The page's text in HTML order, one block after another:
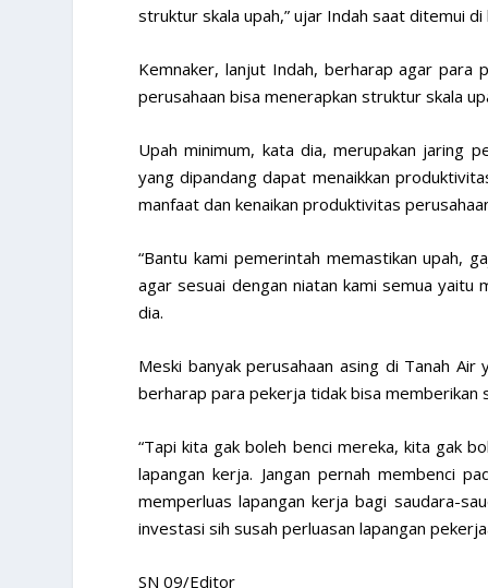
struktur skala upah,” ujar Indah saat ditemui
Kemnaker, lanjut Indah, berharap agar para
perusahaan bisa menerapkan struktur skala
Upah minimum, kata dia, merupakan jaring
yang dipandang dapat menaikkan
manfaat dan kenaikan produktivitas
“Bantu kami pemerintah memastikan upah,
agar sesuai dengan niatan kami semua yaitu
dia.
Meski banyak perusahaan asing di Tanah
berharap para pekerja tidak bisa memberikan
“Tapi kita gak boleh benci mereka, kita gak
lapangan kerja. Jangan pernah membenci
memperluas lapangan kerja bagi saudara-
investasi sih susah perluasan lapangan
SN 09/Editor